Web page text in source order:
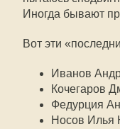
Иногда бывают
Вот эти
Иванов
Кочегаров
Федурция
Носов Илья